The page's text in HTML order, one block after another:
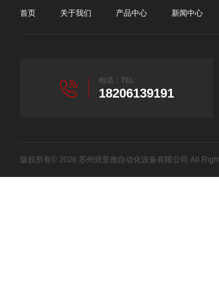
首页 关于我们 产品中心 新闻中心
电话：TEL
18206139191
版权所有© 2026 苏州煜景衡自动化设备有限公司 All